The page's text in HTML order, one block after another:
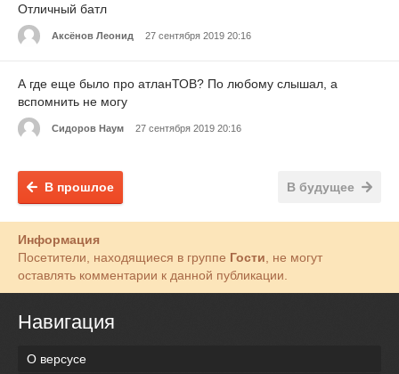
Отличный батл
Аксёнов Леонид 27 сентября 2019 20:16
А где еще было про атланТОВ? По любому слышал, а
вспомнить не могу
Сидоров Наум 27 сентября 2019 20:16
В будущее
В прошлое
Информация
Посетители, находящиеся в группе Гости , не могут
оставлять комментарии к данной публикации.
Навигация
О версусе